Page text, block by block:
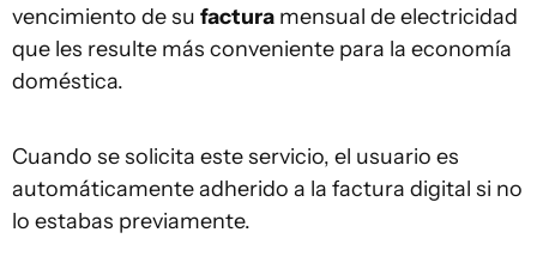
vencimiento de su factura mensual de electricidad
que les resulte más conveniente para la economía
doméstica.
Cuando se solicita este servicio, el usuario es
automáticamente adherido a la factura digital si no
lo estabas previamente.